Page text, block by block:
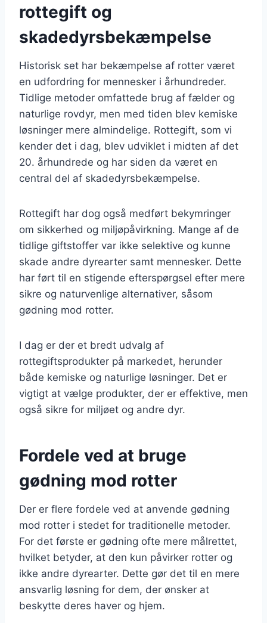
rottegift og
skadedyrsbekæmpelse
Historisk set har bekæmpelse af rotter været
en udfordring for mennesker i århundreder.
Tidlige metoder omfattede brug af fælder og
naturlige rovdyr, men med tiden blev kemiske
løsninger mere almindelige. Rottegift, som vi
kender det i dag, blev udviklet i midten af det
20. århundrede og har siden da været en
central del af skadedyrsbekæmpelse.
Rottegift har dog også medført bekymringer
om sikkerhed og miljøpåvirkning. Mange af de
tidlige giftstoffer var ikke selektive og kunne
skade andre dyrearter samt mennesker. Dette
har ført til en stigende efterspørgsel efter mere
sikre og naturvenlige alternativer, såsom
gødning mod rotter.
I dag er der et bredt udvalg af
rottegiftsprodukter på markedet, herunder
både kemiske og naturlige løsninger. Det er
vigtigt at vælge produkter, der er effektive, men
også sikre for miljøet og andre dyr.
Fordele ved at bruge
gødning mod rotter
Der er flere fordele ved at anvende gødning
mod rotter i stedet for traditionelle metoder.
For det første er gødning ofte mere målrettet,
hvilket betyder, at den kun påvirker rotter og
ikke andre dyrearter. Dette gør det til en mere
ansvarlig løsning for dem, der ønsker at
beskytte deres haver og hjem.